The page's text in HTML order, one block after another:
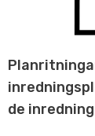
de